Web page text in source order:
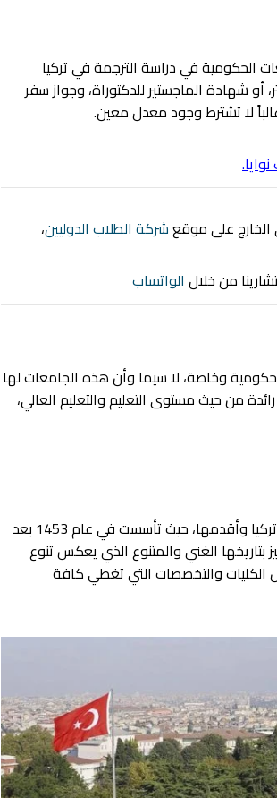
الحكومية في دراسة الترجمة في تركيا
أو شهادة الماجستير للدكتوراة، وجواز سفر
لا تشترط وجود معدل معين.
.
الخارج على موقعشركة الطلاب الدوليين،
من خلال الواتساب
وخاصة، لا سيما وأن هذه الجامعات لها
من حيث مستوى التعليم والتعليم العالي،
جامعة إسطنبول هي واحدة من أعرق الجامعات الحكومية في تركيا وأقدمها، حيث تأسست في عام 1453 بعد
الغني والمتنوع الذي يعكس تنوع
والتخصصات التي تغطي كافة